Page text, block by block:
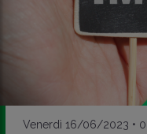
Venerdì 16/06/2023 •